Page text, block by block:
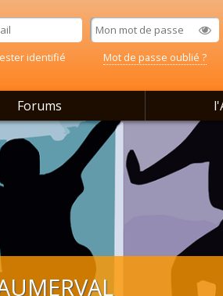
identifié Mot de passe oublié ?
Forums